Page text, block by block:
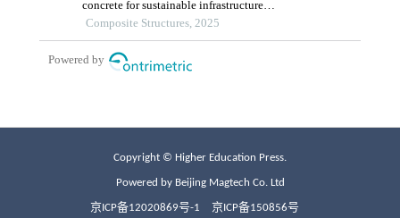
Copyright © Higher Education Press.
Powered by Beijing Magtech Co. Ltd
京ICP备12020869号-1 京ICP备150856号